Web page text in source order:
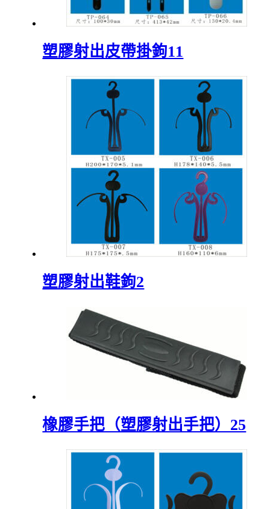
塑膠射出皮帶掛鉤11
塑膠射出鞋鉤2
橡膠手把（塑膠射出手把）25